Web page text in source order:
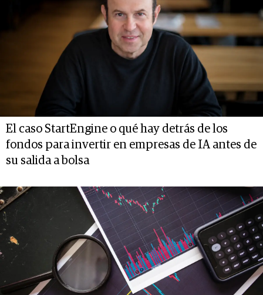
El caso StartEngine o qué hay detrás de los
fondos para invertir en empresas de IA antes de
su salida a bolsa